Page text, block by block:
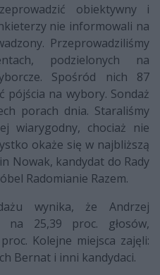
obiektywny i
nie informowali na
Przeprowadziliśmy
podzielonych na
Spośród nich 87
pójścia na wybory. Sondaż
porach dnia. Staraliśmy
wiarygodny, chociaż nie
okaże się w najbliższą
Nowak, kandydat do Rady
Radomianie Razem.
wynika, że Andrzej
na 25,39 proc. głosów,
Kolejne miejsca zajęli:
Bernat i inni kandydaci.